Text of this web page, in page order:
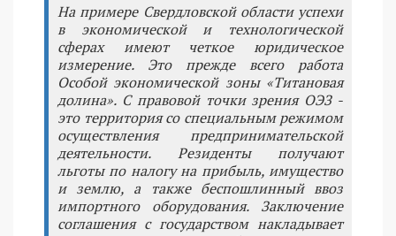
На примере Свердловской области успехи
в экономической и технологической
сферах имеют четкое юридическое
измерение. Это прежде всего работа
Особой экономической зоны «Титановая
долина». С правовой точки зрения ОЭЗ -
это территория со специальным режимом
осуществления предпринимательской
деятельности. Резиденты получают
льготы по налогу на прибыль, имущество
и землю, а также беспошлинный ввоз
импортного оборудования. Заключение
соглашения с государством накладывает